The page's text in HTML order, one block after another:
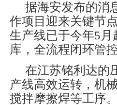
据海安发布的消
作项目迎来关键节
生产线已于今年5
库，全流程闭环管
在江苏铭利达的
产线高效运转，机
搅拌摩擦焊等工序